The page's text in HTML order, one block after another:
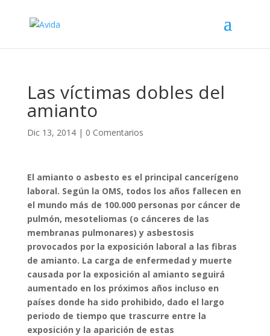
Las víctimas dobles del
amianto
Dic 13, 2014| 0 Comentarios
El amianto o asbesto es el principal cancerígeno
laboral. Según la OMS, todos los años fallecen en
el mundo más de 100.000 personas por cáncer de
pulmón, mesoteliomas (o cánceres de las
membranas pulmonares) y asbestosis
provocados por la exposición laboral a las fibras
de amianto. La carga de enfermedad y muerte
causada por la exposición al amianto seguirá
aumentado en los próximos años incluso en
países donde ha sido prohibido, dado el largo
periodo de tiempo que trascurre entre la
exposición y la aparición de estas